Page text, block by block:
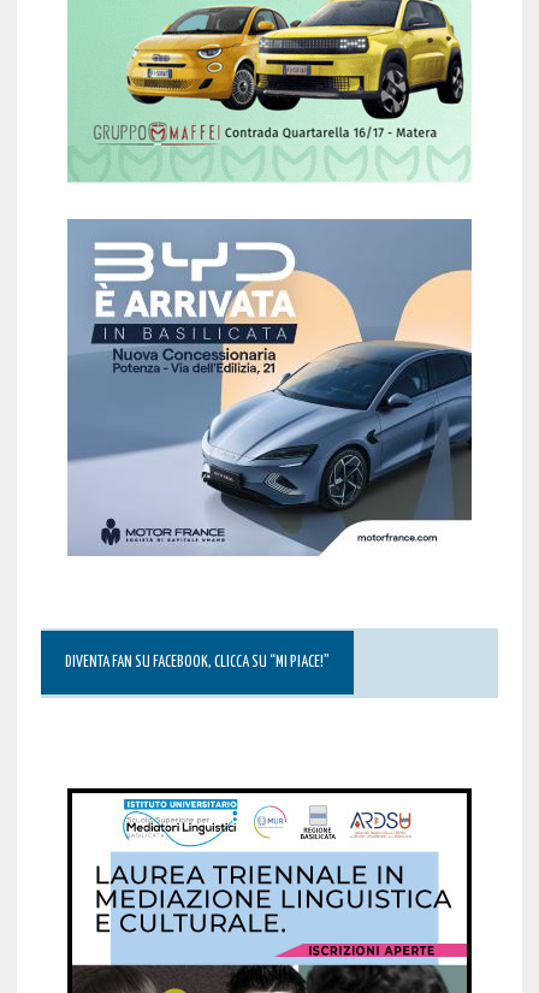
DIVENTA FAN SU FACEBOOK, CLICCA SU “MI PIACE!”